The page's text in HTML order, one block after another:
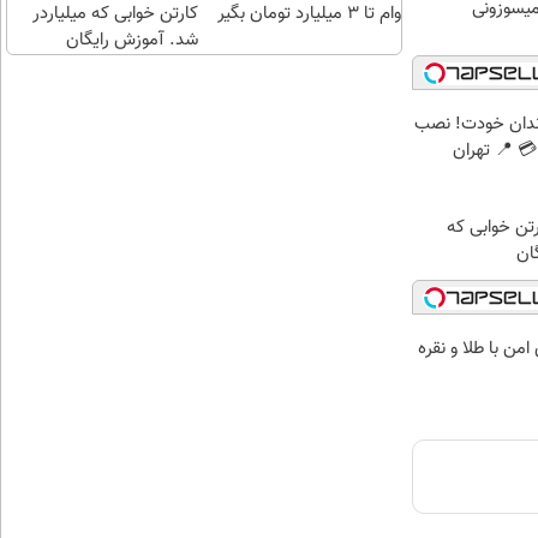
خودت! نصب
📍 تهران
خوابی که
با طلا و نقره
وام تا ۳ میلیارد تومان بگیر
کارتن خوابی که میلیاردر
شد. آموزش رایگان